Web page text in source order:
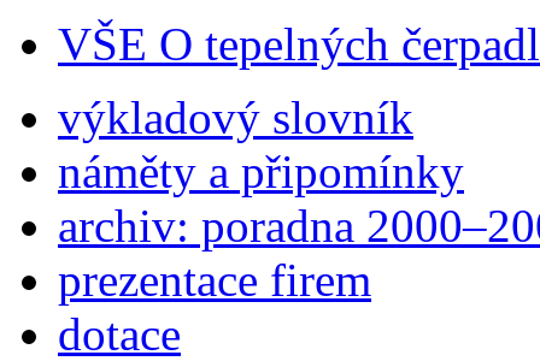
VŠE O tepelných
výkladový slovník
náměty a připomínky
archiv: poradna
prezentace firem
dotace